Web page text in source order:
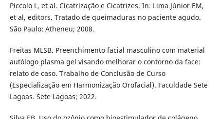
Piccolo L, et al. Cicatrização e Cicatrizes. In: Lima Júnior EM,
et al, editors. Tratado de queimaduras no paciente agudo.
São Paulo: Atheneu; 2008.
Freitas MLSB. Preenchimento facial masculino com material
autólogo plasma gel visando melhorar o contorno da face:
relato de caso. Trabalho de Conclusão de Curso
(Especialização em Harmonização Orofacial). Faculdade Sete
Lagoas. Sete Lagoas; 2022.